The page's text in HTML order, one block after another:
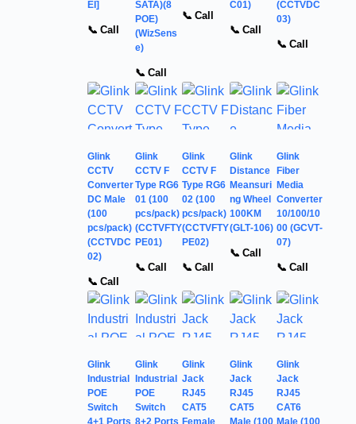
EI]
📞 Call
SATA)(8
POE)
(WizSens
e)
📞 Call
📞 Call
C01)
📞 Call
(CCTVDC
03)
📞 Call
Glink
CCTV
Converter
DC Male
(100
pcs/pack)
(CCTVDC
02)
📞 Call
Glink
CCTV F
Type RG6
01 (100
pcs/pack)
(CCTVFTY
PE01)
📞 Call
Glink
CCTV F
Type RG6
02 (100
pcs/pack)
(CCTVFTY
PE02)
📞 Call
Glink
Distance
Meansuri
ng Wheel
100KM
(GLT-106)
📞 Call
Glink
Fiber
Media
Converter
10/100/10
00 (GCVT-
07)
📞 Call
Glink
Industrial
POE
Switch
Glink
Industrial
POE
Switch
Glink
Jack
RJ45
CAT5
Glink
Jack
RJ45
CAT5
Glink
Jack
RJ45
CAT6